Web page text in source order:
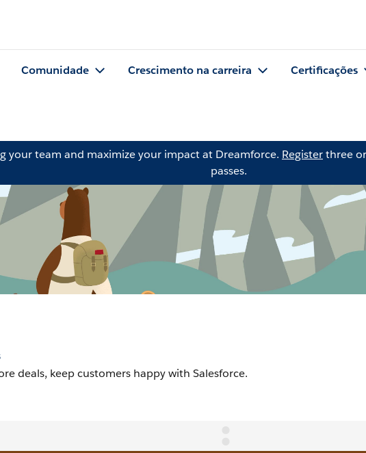
Comunidade Crescimento na carreira Certificações
your team and maximize your impact at Dreamforce. Registerthree
passes.